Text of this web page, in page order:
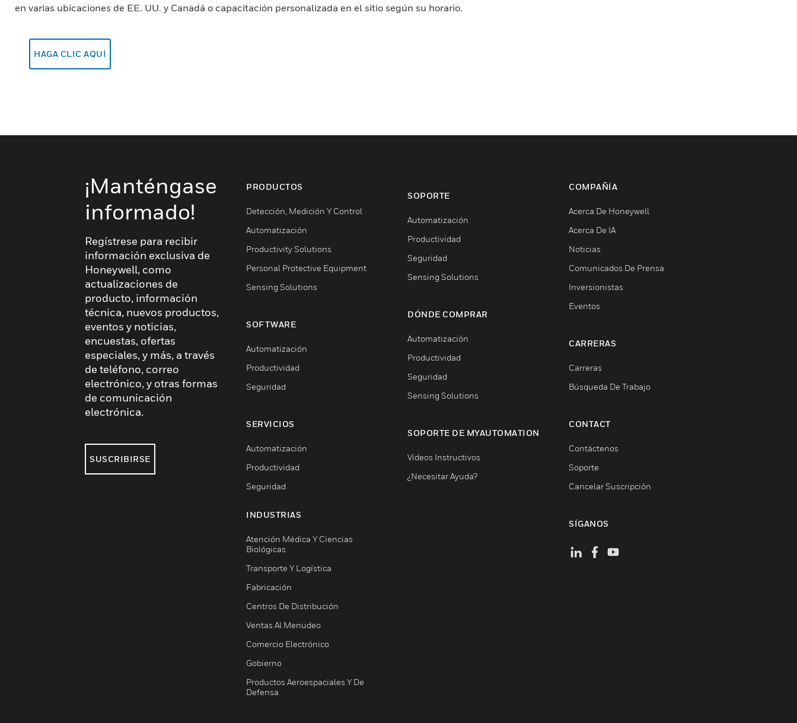
en varias ubicaciones de EE. UU. y Canadá o capacitación personalizada en el sitio según su horario.
HAGA CLIC AQUÍ
¡Manténgase
informado!
Regístrese para recibir
información exclusiva de
Honeywell, como
actualizaciones de
producto, información
técnica, nuevos productos,
eventos y noticias,
encuestas, ofertas
especiales, y más, a través
de teléfono, correo
electrónico, y otras formas
de comunicación
electrónica.
SUSCRIBIRSE
PRODUCTOS
Detección, Medición Y Control
Automatización
Productivity Solutions
Personal Protective Equipment
Sensing Solutions
SOFTWARE
Automatización
Productividad
Seguridad
SERVICIOS
Automatización
Productividad
Seguridad
INDUSTRIAS
Atención Médica Y Ciencias
Biológicas
Transporte Y Logística
Fabricación
Centros De Distribución
Ventas Al Menudeo
Comercio Electrónico
Gobierno
Productos Aeroespaciales Y De
Defensa
SOPORTE
Automatización
Productividad
Seguridad
Sensing Solutions
DÓNDE COMPRAR
Automatización
Productividad
Seguridad
Sensing Solutions
SOPORTE DE MYAUTOMATION
Vídeos Instructivos
¿Necesitar Ayuda?
COMPAÑÍA
Acerca De Honeywell
Acerca De IA
Noticias
Comunicados De Prensa
Inversionistas
Eventos
CARRERAS
Carreras
Búsqueda De Trabajo
CONTACT
Contáctenos
Soporte
Cancelar Suscripción
SÍGANOS